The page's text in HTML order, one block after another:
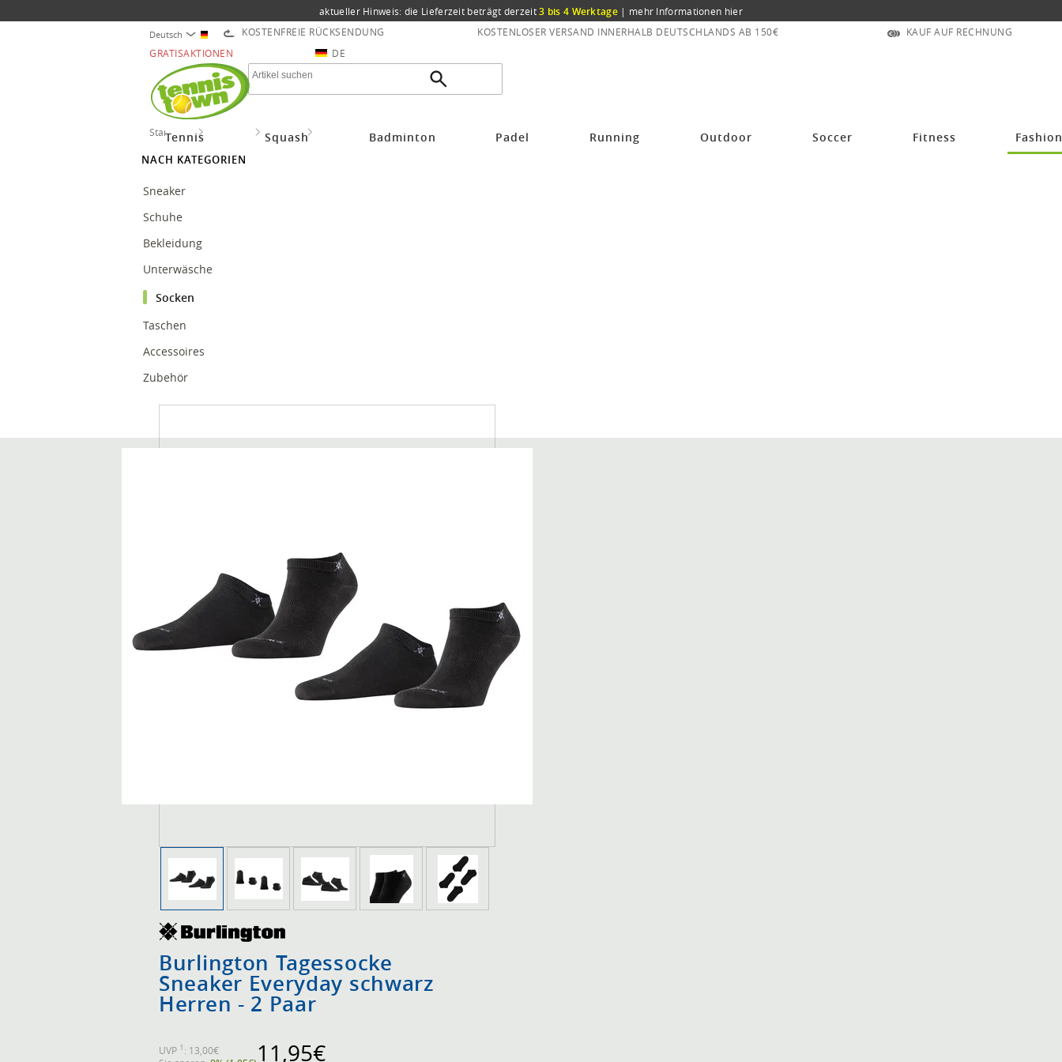
aktueller Hinweis: die Lieferzeit beträgt derzeit3 bis 4 Werktage | mehr Informationen hier
Deutsch KOSTENFREIE RÜCKSENDUNG KOSTENLOSER VERSAND INNERHALB DEUTSCHLANDS AB 150€
KAUF AUF RECHNUNG
GRATISAKTIONEN
DE
Tennis Squash Badminton Padel Running Outdoor Soccer Fitness
Startseite Socken Burlington Tagessocke Sneaker Everyday schwarz Herren - 2 Paar
NACH KATEGORIEN
Sneaker
Schuhe
Bekleidung
Unterwäsche
Socken
Taschen
Accessoires
Zubehör
Burlington Tagessocke
Sneaker Everyday schwarz
Herren - 2 Paar
11,95€
UVP 1 : 13,00€